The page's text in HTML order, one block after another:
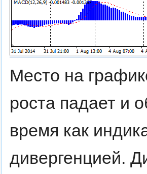
Место на
роста падает и
время как
дивергенцией.